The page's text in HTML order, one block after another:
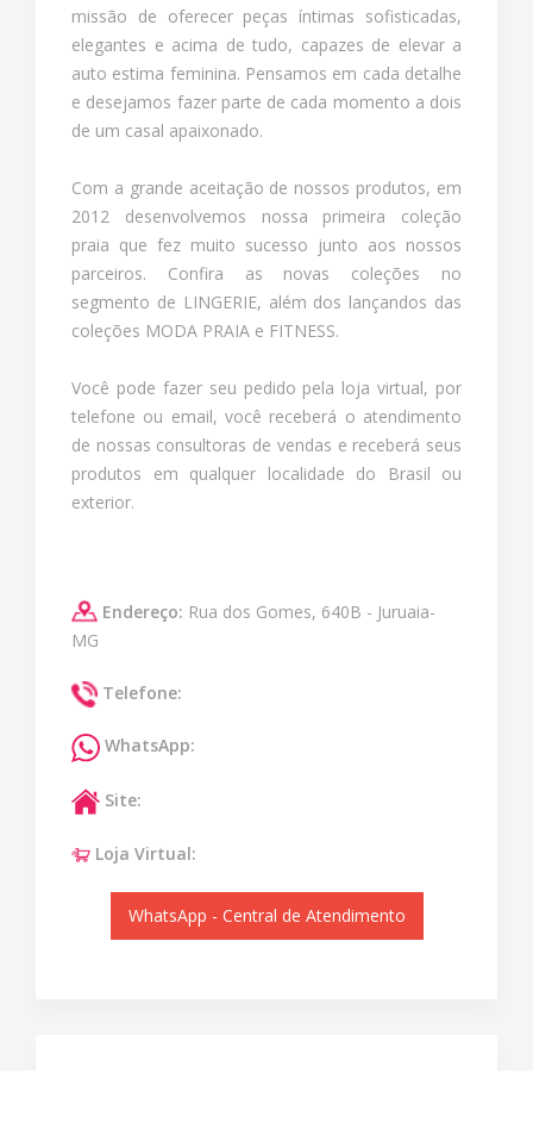
missão de oferecer peças íntimas sofisticadas,
elegantes e acima de tudo, capazes de elevar a
auto estima feminina. Pensamos em cada detalhe
e desejamos fazer parte de cada momento a dois
de um casal apaixonado.
Com a grande aceitação de nossos produtos, em
2012 desenvolvemos nossa primeira coleção
praia que fez muito sucesso junto aos nossos
parceiros. Confira as novas coleções no
segmento de LINGERIE, além dos lançandos das
coleções MODA PRAIA e FITNESS.
Você pode fazer seu pedido pela loja virtual, por
telefone ou email, você receberá o atendimento
de nossas consultoras de vendas e receberá seus
produtos em qualquer localidade do Brasil ou
exterior.
Endereço: Rua dos Gomes, 640B - Juruaia-
MG
Telefone:
WhatsApp:
Site:
Loja Virtual:
WhatsApp - Central de Atendimento